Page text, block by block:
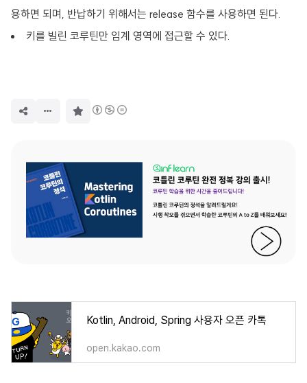
용하면 되며, 반납하기 위해서는 release 함수를 사용하면 된다.
키를 빌린 코루틴만 임계 영역에 접근할 수 있다.
Kotlin, Android, Spring 사용자 오픈 카톡
open.kakao.com